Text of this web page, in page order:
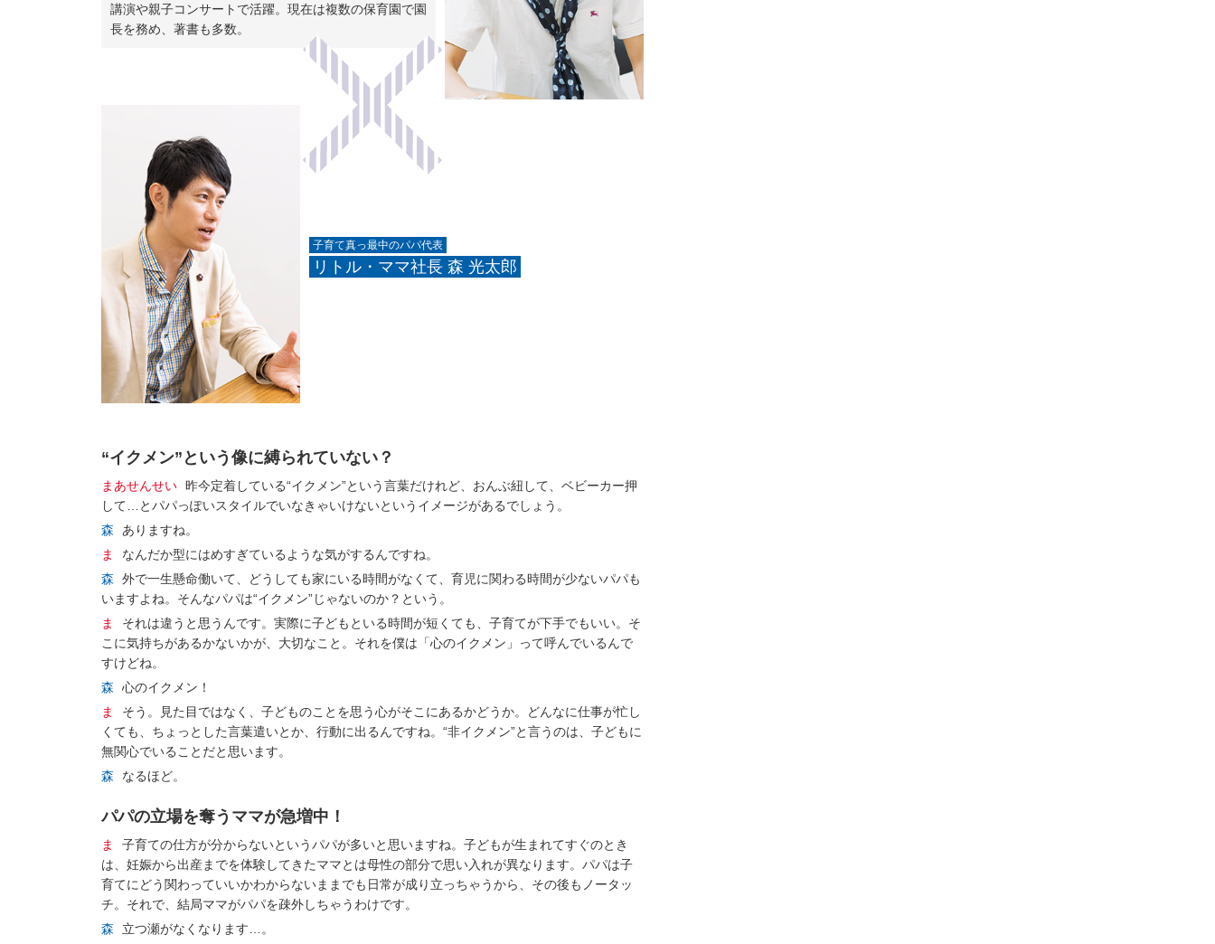
講演や親子コンサートで活躍。現在は複数の保育園で園
長を務め、著書も多数。
子育て真っ最中のパパ代表
リトル・ママ社長 森 光太郎
“イクメン”という像に縛られていない？
まあせんせい 昨今定着している“イクメン”という言葉だけれど、おんぶ紐して、ベビーカー押
して…とパパっぽいスタイルでいなきゃいけないというイメージがあるでしょう。
森
ありますね。
ま
なんだか型にはめすぎているような気がするんですね。
森
外で一生懸命働いて、どうしても家にいる時間がなくて、育児に関わる時間が少ないパパも
いますよね。そんなパパは“イクメン”じゃないのか？という。
ま
それは違うと思うんです。実際に子どもといる時間が短くても、子育てが下手でもいい。そ
こに気持ちがあるかないかが、大切なこと。それを僕は「心のイクメン」って呼んでいるんで
すけどね。
森
心のイクメン！
ま
そう。見た目ではなく、子どものことを思う心がそこにあるかどうか。どんなに仕事が忙し
くても、ちょっとした言葉遣いとか、行動に出るんですね。“非イクメン”と言うのは、子どもに
無関心でいることだと思います。
森
なるほど。
パパの立場を奪うママが急増中！
ま
子育ての仕方が分からないというパパが多いと思いますね。子どもが生まれてすぐのとき
は、妊娠から出産までを体験してきたママとは母性の部分で思い入れが異なります。パパは子
育てにどう関わっていいかわからないままでも日常が成り立っちゃうから、その後もノータッ
チ。それで、結局ママがパパを疎外しちゃうわけです。
森
立つ瀬がなくなります…。